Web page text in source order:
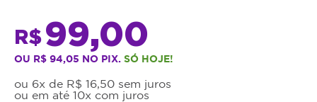
R$99,00
OU R$ 94,05 NO PIX. SÓ HOJE!
ou 6x de R$ 16,50 sem juros
ou em até 10x com juros